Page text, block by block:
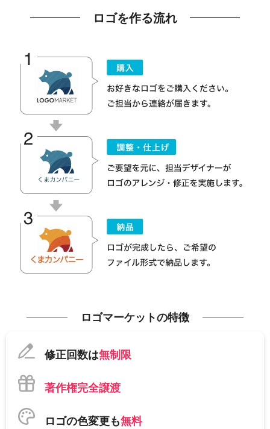
ロゴを作る流れ
ロゴマーケットの特徴
修正回数は無制限
著作権完全譲渡
ロゴの色変更も無料